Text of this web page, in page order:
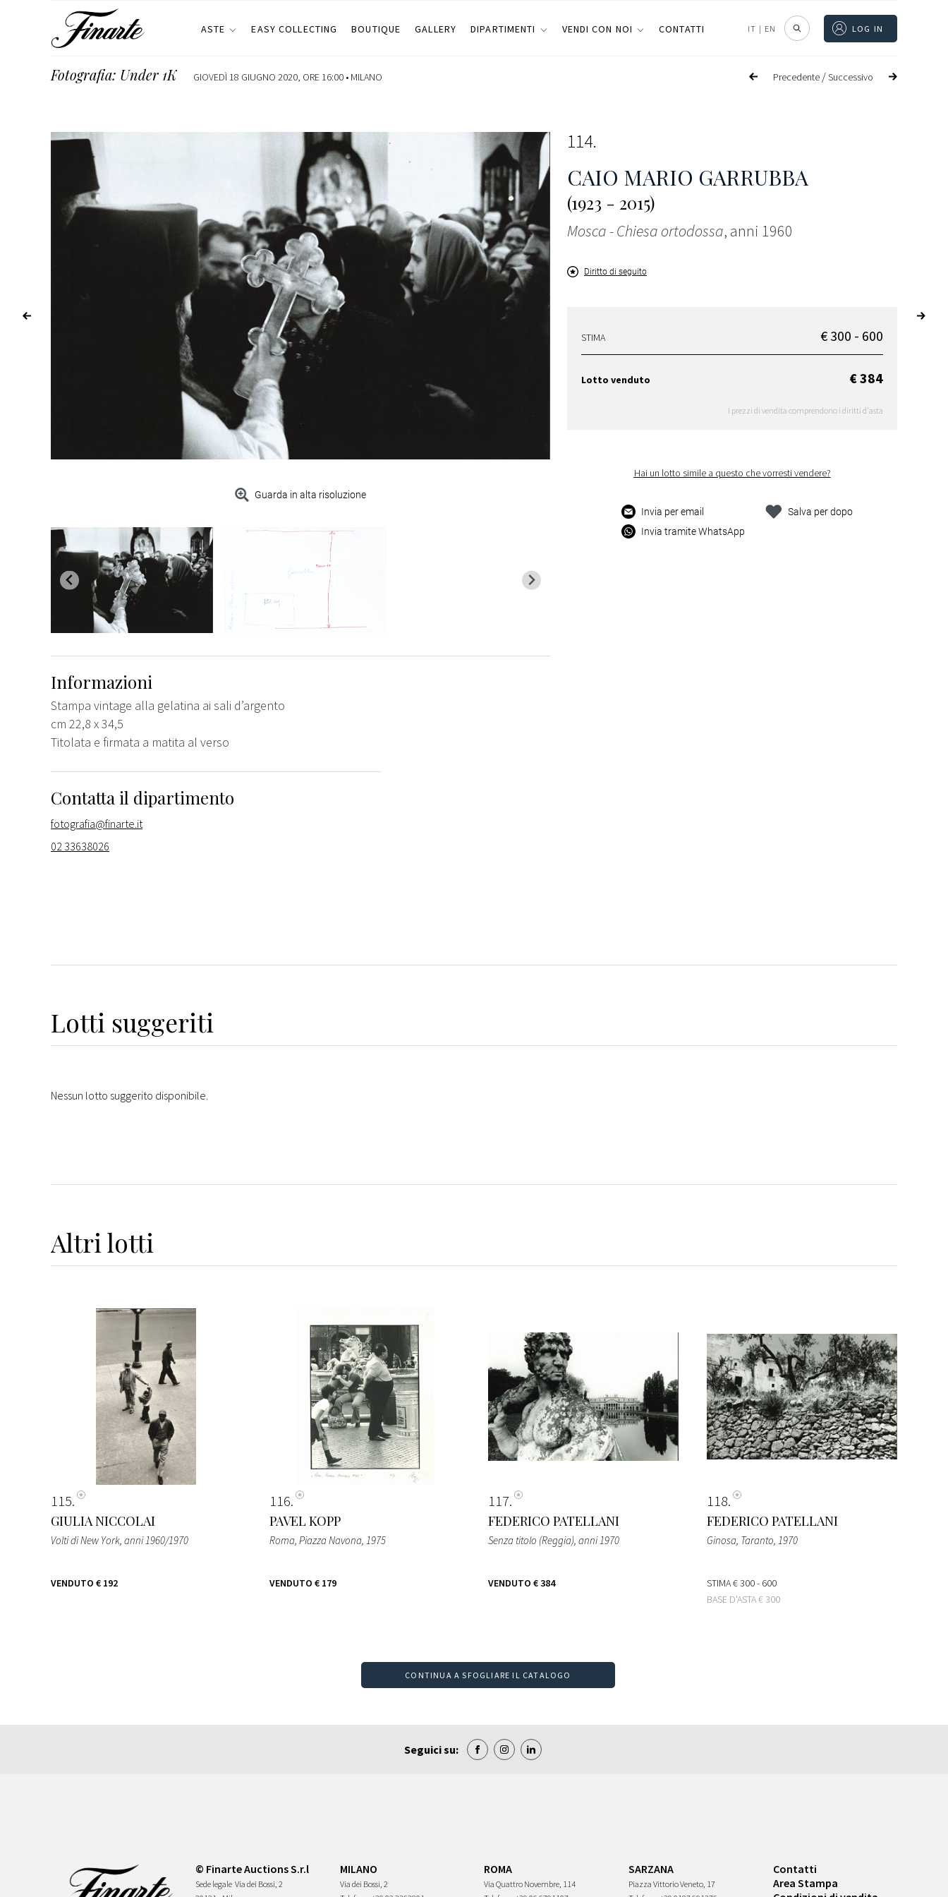
ASTE EASY COLLECTING BOUTIQUE GALLERY DIPARTIMENTI VENDI CON NOI CONTATTI IT | EN LOG IN
Precedente /Successivo
Fotografia: Under 1K GIOVEDÌ 18 GIUGNO 2020, ORE 16:00 • MILANO
Guarda in alta risoluzione
114
CAIO MARIO GARRUBBA
(1923 - 2015)
Mosca - Chiesa ortodossa, anni 1960
Diritto di seguito
STIMA € 300 - 600
Lotto venduto € 384
I prezzi di vendita comprendono i diritti d'asta
Hai un lotto simile a questo che vorresti vendere?
Invia per email
Invia tramite WhatsApp
Salva per dopo
Informazioni
Stampa vintage alla gelatina ai sali d’argento
cm 22,8 x 34,5
Titolata e firmata a matita al verso
Contatta il dipartimento
fotografia@finarte.it
02 33638026
Lotti suggeriti
Nessun lotto suggerito disponibile.
Altri lotti
115
GIULIA NICCOLAI
Volti di New York, anni 1960/1970
VENDUTO € 192
116
PAVEL KOPP
Roma, Piazza Navona, 1975
VENDUTO € 179
117
FEDERICO PATELLANI
Senza titolo (Reggia), anni 1970
VENDUTO € 384
118
FEDERICO PATELLANI
Ginosa, Taranto, 1970
STIMA€ 300 - 600
BASE D'ASTA€ 300
CONTINUA A SFOGLIARE IL CATALOGO
Seguici su:
© Finarte Auctions S.r.l
Sede legale Via dei Bossi, 2
MILANO
Via dei Bossi, 2
ROMA
Via Quattro Novembre, 114
SARZANA
Piazza Vittorio Veneto, 17
Contatti
Area Stampa